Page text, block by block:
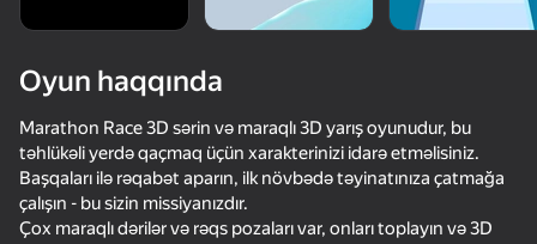
Keyboard Escape: +1 Speed
Obby but You're on a Bike
82
Paint Hide & Seek
Inkly Arena
Oyun haqqında
Marathon Race 3D sərin və maraqlı 3D yarış oyunudur, bu
təhlükəli yerdə qaçmaq üçün xarakterinizi idarə etməlisiniz.
Başqaları ilə rəqabət aparın, ilk növbədə təyinatınıza çatmağa
çalışın - bu sizin missiyanızdır.
Çox maraqlı dərilər və rəqs pozaları var, onları toplayın və 3D